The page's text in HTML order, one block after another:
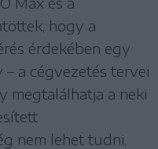
hogy a
érdekében egy
a cégvezetés tervei
megtalálhatja a neki
nem lehet tudni,